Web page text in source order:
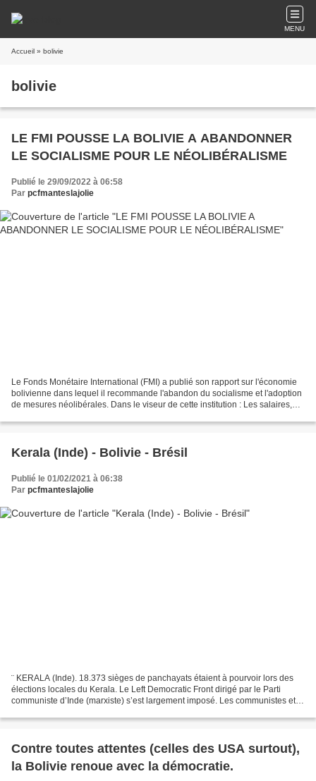
MENU
Accueil » bolivie
bolivie
LE FMI POUSSE LA BOLIVIE A ABANDONNER
LE SOCIALISME POUR LE NÉOLIBÉRALISME
Publié le 29/09/2022 à 06:58
Par pcfmanteslajolie
Le Fonds Monétaire International (FMI) a publié son rapport sur l'économie
bolivienne dans lequel il recommande l'abandon du socialisme et l'adoption
de mesures néolibérales. Dans le viseur de cette institution : Les salaires,
Kerala (Inde) - Bolivie - Brésil
Publié le 01/02/2021 à 06:38
Par pcfmanteslajolie
¨ KERALA (Inde). 18.373 sièges de panchayats étaient à pourvoir lors des
élections locales du Kerala. Le Left Democratic Front dirigé par le Parti
communiste d’Inde (marxiste) s’est largement imposé. Les communistes et
Contre toutes attentes (celles des USA surtout),
la Bolivie renoue avec la démocratie.